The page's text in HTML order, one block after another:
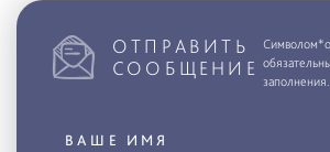
ОТПРАВИТЬ
СООБЩЕНИЕ
заполнения.